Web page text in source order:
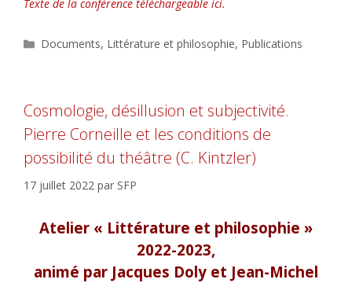
Texte de la conférence téléchargeable ici.
Catégories
Documents, Littérature et philosophie, Publications
Cosmologie, désillusion et subjectivité.
Pierre Corneille et les conditions de
possibilité du théâtre (C. Kintzler)
17 juillet 2022 par SFP
Atelier « Littérature et philosophie »
2022-2023,
animé par Jacques Doly et Jean-Michel